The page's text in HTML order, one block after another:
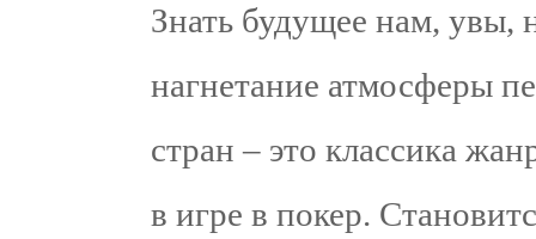
Знать будущее нам, увы,
нагнетание атмосферы
стран – это классика
в игре в покер.